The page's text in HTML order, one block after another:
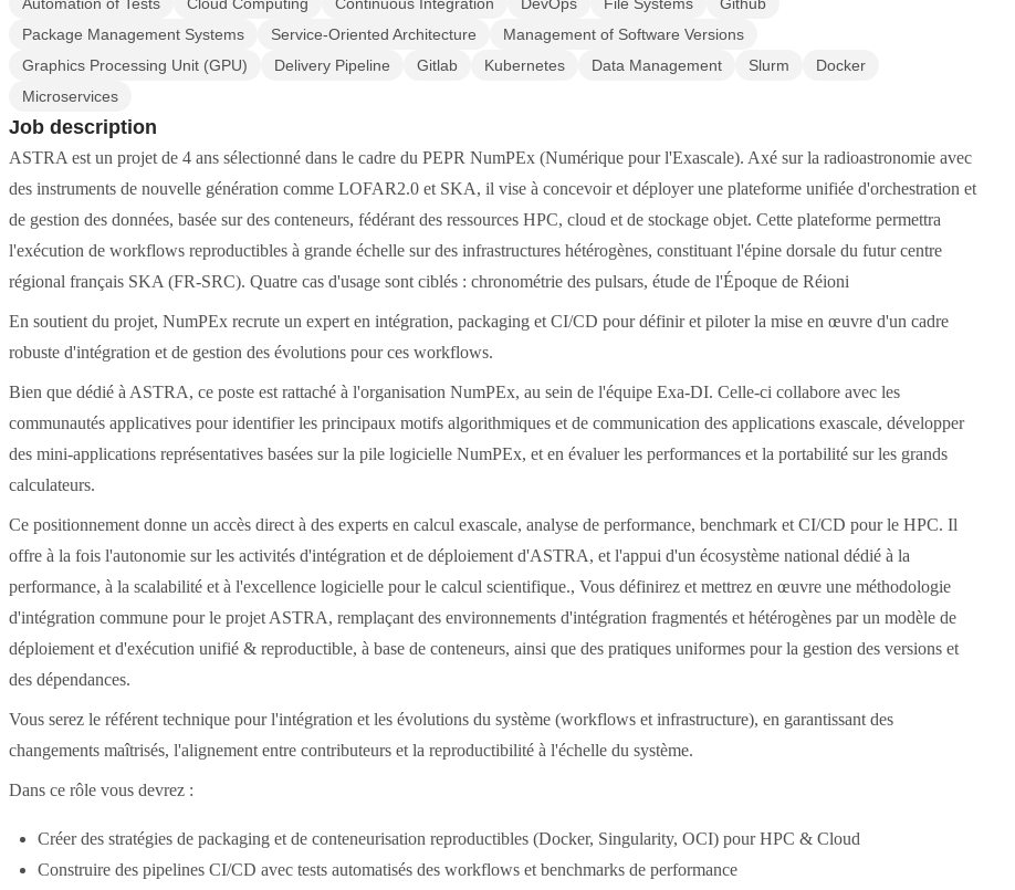
Package Management Systems
Service-Oriented Architecture
Management of Software Versions
Graphics Processing Unit (GPU)
Delivery Pipeline Gitlab Kubernetes Data Management Slurm
Docker
Microservices
Job description
ASTRA est un projet de 4 ans sélectionné dans le cadre du PEPR NumPEx (Numérique pour l'Exascale). Axé sur la radioastronomie avec
des instruments de nouvelle génération comme LOFAR2.0 et SKA, il vise à concevoir et déployer une plateforme unifiée d'orchestration et
de gestion des données, basée sur des conteneurs, fédérant des ressources HPC, cloud et de stockage objet. Cette plateforme permettra
l'exécution de workflows reproductibles à grande échelle sur des infrastructures hétérogènes, constituant l'épine dorsale du futur centre
régional français SKA (FR-SRC). Quatre cas d'usage sont ciblés : chronométrie des pulsars, étude de l'Époque de Réioni
En soutient du projet, NumPEx recrute un expert en intégration, packaging et CI/CD pour définir et piloter la mise en œuvre d'un cadre
robuste d'intégration et de gestion des évolutions pour ces workflows.
Bien que dédié à ASTRA, ce poste est rattaché à l'organisation NumPEx, au sein de l'équipe Exa-DI. Celle-ci collabore avec les
communautés applicatives pour identifier les principaux motifs algorithmiques et de communication des applications exascale, développer
des mini-applications représentatives basées sur la pile logicielle NumPEx, et en évaluer les performances et la portabilité sur les grands
calculateurs.
Ce positionnement donne un accès direct à des experts en calcul exascale, analyse de performance, benchmark et CI/CD pour le HPC. Il
offre à la fois l'autonomie sur les activités d'intégration et de déploiement d'ASTRA, et l'appui d'un écosystème national dédié à la
performance, à la scalabilité et à l'excellence logicielle pour le calcul scientifique., Vous définirez et mettrez en œuvre une méthodologie
d'intégration commune pour le projet ASTRA, remplaçant des environnements d'intégration fragmentés et hétérogènes par un modèle de
déploiement et d'exécution unifié & reproductible, à base de conteneurs, ainsi que des pratiques uniformes pour la gestion des versions et
des dépendances.
Vous serez le référent technique pour l'intégration et les évolutions du système (workflows et infrastructure), en garantissant des
changements maîtrisés, l'alignement entre contributeurs et la reproductibilité à l'échelle du système.
Dans ce rôle vous devrez :
Créer des stratégies de packaging et de conteneurisation reproductibles (Docker, Singularity, OCI) pour HPC & Cloud
Construire des pipelines CI/CD avec tests automatisés des workflows et benchmarks de performance